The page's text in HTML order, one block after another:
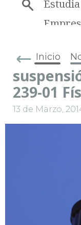
Inicio
239-01
13 de Marzo,